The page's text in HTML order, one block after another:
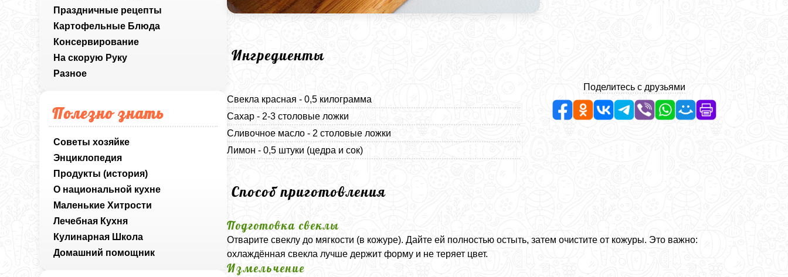
Праздничные рецепты
Картофельные Блюда
Консервирование
На скорую Руку
Разное
Полезно знать
Советы хозяйке
Энциклопедия
Продукты (история)
О национальной кухне
Маленькие Хитрости
Лечебная Кухня
Кулинарная Школа
Домашний помощник
Ингредиенты
Свекла красная - 0,5 килограмма
Сахар - 2-3 столовые ложки
Сливочное масло - 2 столовые ложки
Лимон - 0,5 штуки (цедра и сок)
Поделитесь с друзьями
Способ приготовления
Подготовка свеклы
Отварите свеклу до мягкости (в кожуре). Дайте ей полностью остыть, затем очистите от кожуры. Это важно:
охлаждённая свекла лучше держит форму и не теряет цвет.
Измельчение